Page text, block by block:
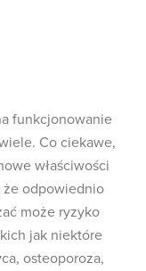
funkcjonowanie
Co ciekawe,
właściwości
że odpowiednio
może ryzyko
jak niektóre
osteoporoza,